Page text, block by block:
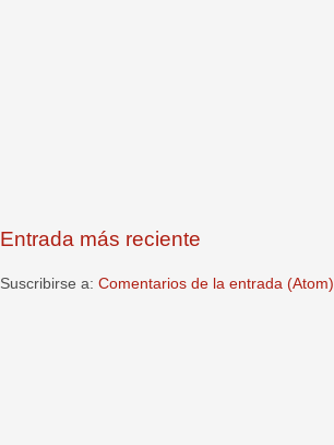
Entrada más reciente
Suscribirse a: Comentarios de la entrada (Atom)